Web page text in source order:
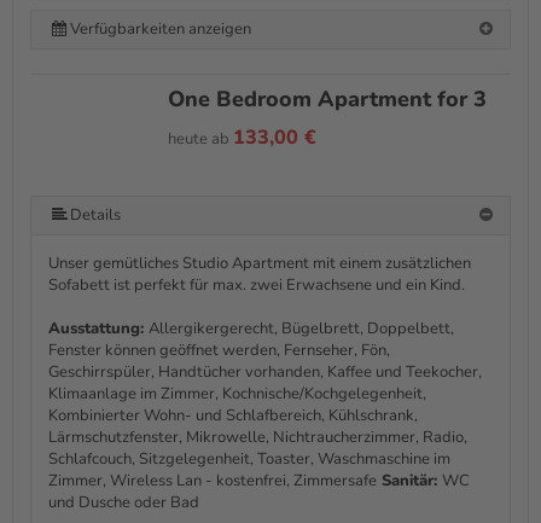
Verfügbarkeiten anzeigen
One Bedroom Apartment for 3
heute ab 133,00 €
Details
Unser gemütliches Studio Apartment mit einem zusätzlichen
Sofabett ist perfekt für max. zwei Erwachsene und ein Kind.
Ausstattung: Allergikergerecht, Bügelbrett, Doppelbett,
Fenster können geöffnet werden, Fernseher, Fön,
Geschirrspüler, Handtücher vorhanden, Kaffee und Teekocher,
Klimaanlage im Zimmer, Kochnische/Kochgelegenheit,
Kombinierter Wohn- und Schlafbereich, Kühlschrank,
Lärmschutzfenster, Mikrowelle, Nichtraucherzimmer, Radio,
Schlafcouch, Sitzgelegenheit, Toaster, Waschmaschine im
Zimmer, Wireless Lan - kostenfrei, Zimmersafe Sanitär: WC
und Dusche oder Bad